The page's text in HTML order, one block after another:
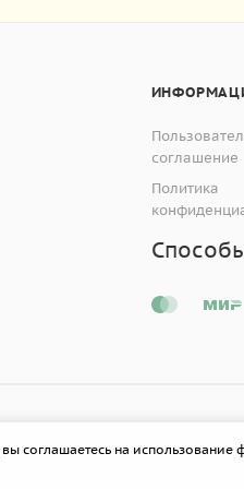
соглашение
Политика
соглашаетесь на использование